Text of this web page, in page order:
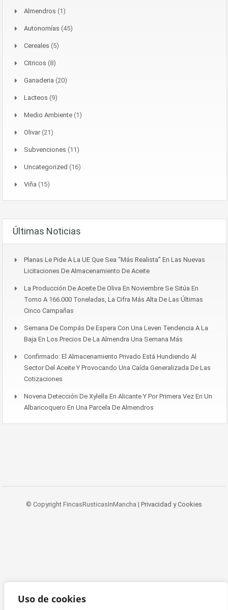
Uso de cookies
Almendros (1)
Autonomías (45)
Cereales (5)
Citricos (8)
Ganaderia (20)
Lacteos (9)
Medio Ambiente (1)
Olivar(21)
Subvenciones (11)
Uncategorized (16)
Viña (15)
Últimas Noticias
Planas Le Pide A La UE Que Sea “más Realista” En Las Nuevas
Licitaciones De Almacenamiento De Aceite
La Producción De Aceite De Oliva En Noviembre Se Sitúa En
Torno A 166.000 Toneladas, La Cifra Más Alta De Las Últimas
Cinco Campañas
Semana De Compás De Espera Con Una Leven Tendencia A La
Baja En Los Precios De La Almendra Una Semana Más
Confirmado: El Almacenamiento Privado Está Hundiendo Al
Sector Del Aceite Y Provocando Una Caída Generalizada De Las
Cotizaciones
Novena Detección De Xylella En Alicante Y Por Primera Vez En Un
Albaricoquero En Una Parcela De Almendros
© Copyright FincasRusticasInMancha | Privacidad y Cookies